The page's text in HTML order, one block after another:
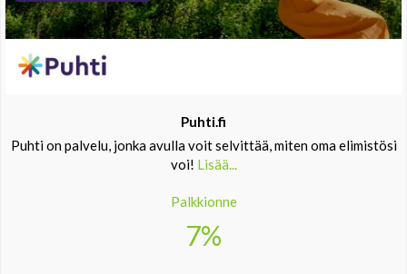
Puhti.fi
Puhti on palvelu, jonka avulla voit selvittää, miten oma elimistösi
voi! Lisää...
Palkkionne
7%